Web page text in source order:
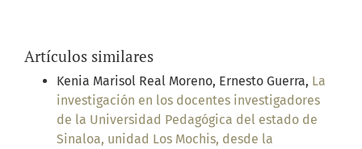
Artículos similares
Kenia Marisol Real Moreno, Ernesto Guerra, La
investigación en los docentes investigadores
de la Universidad Pedagógica del estado de
Sinaloa, unidad Los Mochis, desde la